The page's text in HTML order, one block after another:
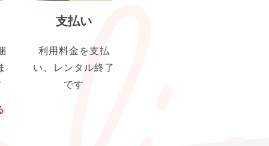
支払い
利用料金を支払
い、レンタル終了
です